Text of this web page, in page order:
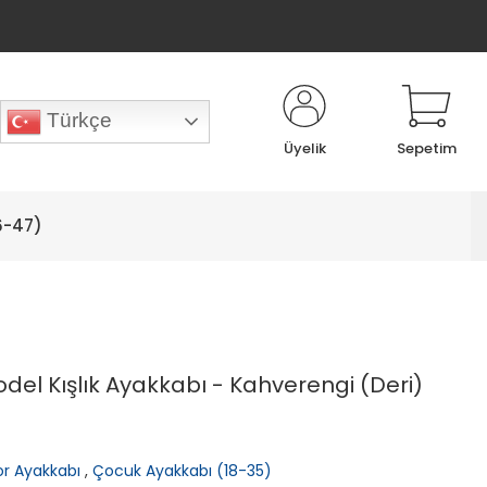
Türkçe
Üyelik Sepetim
47)
Kışlık Ayakkabı - Kahverengi (Deri)
Ayakkabı ,Çocuk Ayakkabı (18-35)